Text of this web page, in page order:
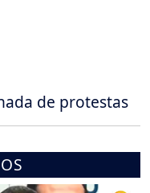
de protestas